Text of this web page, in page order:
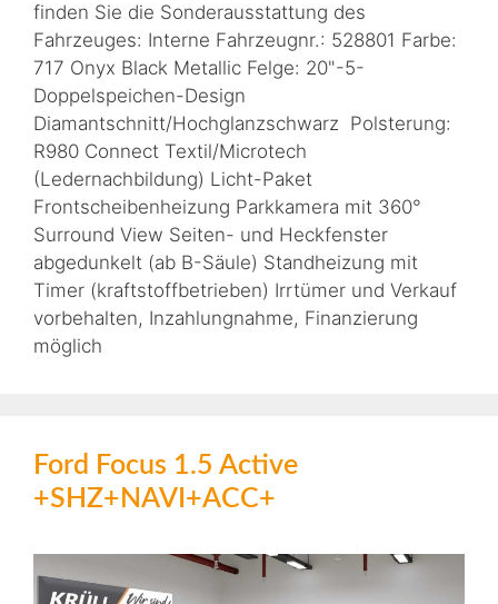
finden Sie die Sonderausstattung des
Fahrzeuges: Interne Fahrzeugnr.: 528801 Farbe:
717 Onyx Black Metallic Felge: 20"-5-
Doppelspeichen-Design
Diamantschnitt/Hochglanzschwarz Polsterung:
R980 Connect Textil/Microtech
(Ledernachbildung) Licht-Paket
Frontscheibenheizung Parkkamera mit 360°
Surround View Seiten- und Heckfenster
abgedunkelt (ab B-Säule) Standheizung mit
Timer (kraftstoffbetrieben) Irrtümer und Verkauf
vorbehalten, Inzahlungnahme, Finanzierung
möglich
Ford Focus 1.5 Active
+SHZ+NAVI+ACC+